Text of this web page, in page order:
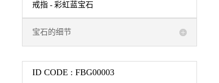
戒指 - 彩虹蓝宝石
宝石的细节
ID CODE : FBG00003